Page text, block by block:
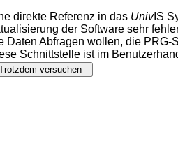
direkte Referenz in das UnivIS
der Software sehr
Daten Abfragen wollen, die PRG-
Schnittstelle ist im